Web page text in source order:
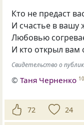
Кто не предаст
И счастье в вашу
Любовью
И кто открыл вам
Свидетельство о
©Таня Черненко
72 24